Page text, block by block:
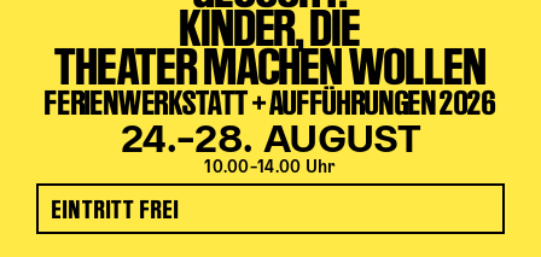
KINDER, DIE
THEATER MACHEN WOLLEN
FERIENWERKSTATT + AUFFÜHRUNGEN 2026
24.–28. AUGUST
10.00–14.00 Uhr
EINTRITT FREI